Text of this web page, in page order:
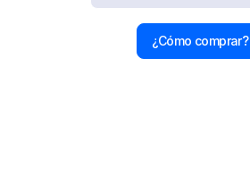
¿Cómo comprar?